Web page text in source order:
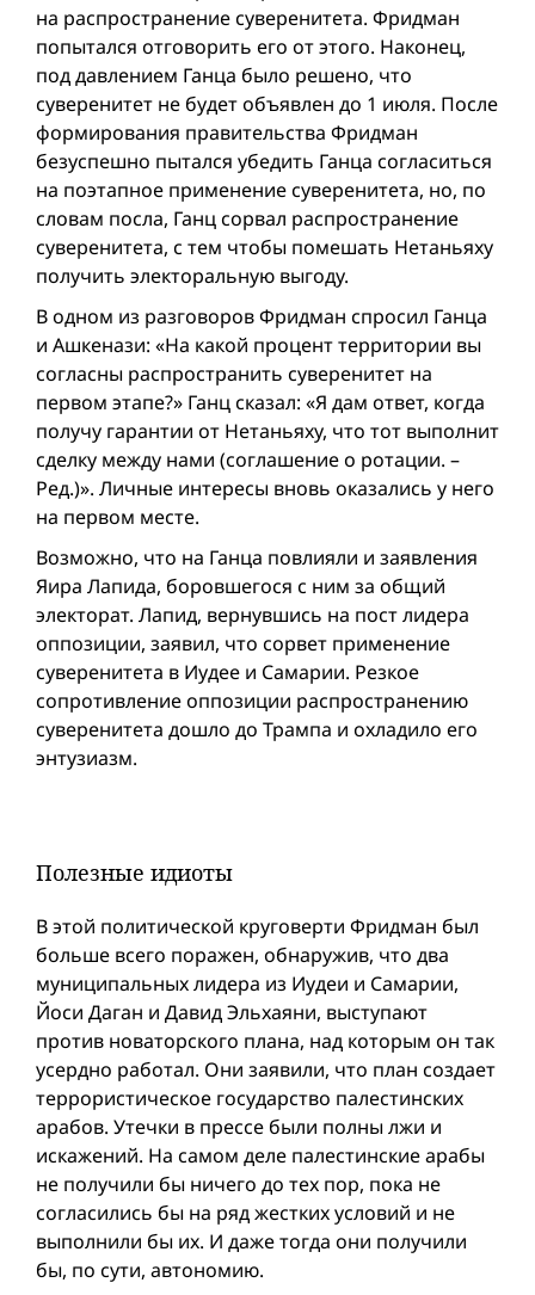
на распространение суверенитета. Фридман
попытался отговорить его от этого. Наконец,
под давлением Ганца было решено, что
суверенитет не будет объявлен до 1 июля. После
формирования правительства Фридман
безуспешно пытался убедить Ганца согласиться
на поэтапное применение суверенитета, но, по
словам посла, Ганц сорвал распространение
суверенитета, с тем чтобы помешать Нетаньяху
получить электоральную выгоду.
В одном из разговоров Фридман спросил Ганца
и Ашкенази: «На какой процент территории вы
согласны распространить суверенитет на
первом этапе?» Ганц сказал: «Я дам ответ, когда
получу гарантии от Нетаньяху, что тот выполнит
сделку между нами (соглашение о ротации. –
Ред.)». Личные интересы вновь оказались у него
на первом месте.
Возможно, что на Ганца повлияли и заявления
Яира Лапида, боровшегося с ним за общий
электорат. Лапид, вернувшись на пост лидера
оппозиции, заявил, что сорвет применение
суверенитета в Иудее и Самарии. Резкое
сопротивление оппозиции распространению
суверенитета дошло до Трампa и охладило его
энтузиазм.
Полезные идиоты
В этой политической круговерти Фридман был
больше всего поражен, обнаружив, что два
муниципальных лидера из Иудеи и Самарии,
Йоси Даган и Давид Эльхаяни, выступают
против новаторского плана, над которым он так
усердно работал. Они заявили, что план создает
террористическое государство палестинских
арабов. Утечки в прессе были полны лжи и
искажений. На самом деле палестинские арабы
не получили бы ничего до тех пор, пока не
согласились бы на ряд жестких условий и не
выполнили бы их. И даже тогда они получили
бы, по сути, автономию.